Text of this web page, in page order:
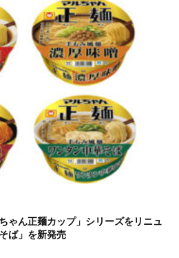
ゃん正麺カップ」シリーズをリニュ
ば」を新発売